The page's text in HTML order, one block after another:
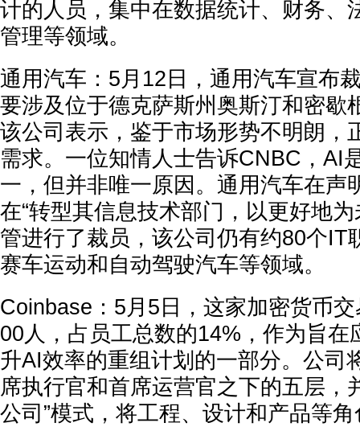
计的人员，集中在数据统计、财务、
管理等领域。
通用汽车： 5月12日，通用汽车宣布
要涉及位于德克萨斯州奥斯汀和密歇
该公司表示，鉴于市场形势不明朗，
需求。一位知情人士告诉CNBC，AI
一，但并非唯一原因。通用汽车在声
在“转型其信息技术部门，以更好地
管进行了裁员，该公司仍有约80个IT
赛车运动和自动驾驶汽车等领域。
Coinbase： 5月5日，这家加密货币
00人 ，占员工总数的14% ，作为旨
升AI效率的重组计划的一部分。公司
席执行官和首席运营官之下的五层，
公司 ”模式，将工程、设计和产品等